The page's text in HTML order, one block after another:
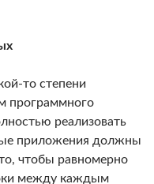
то степени
программного
реализовать
приложения должны
чтобы равномерно
между каждым